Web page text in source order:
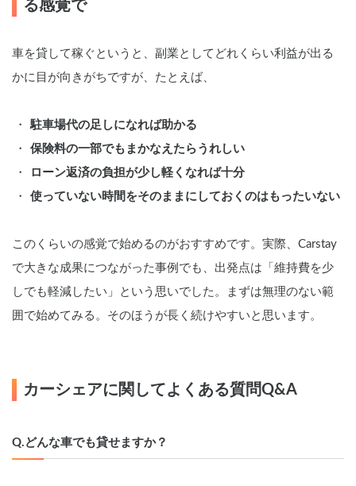
る感覚で
車を貸して稼ぐというと、副業としてどれくらい利益が出る
かに目が向きがちですが、たとえば、
駐車場代の足しになれば助かる
保険料の一部でもまかなえたらうれしい
ローン返済の負担が少し軽くなれば十分
使っていない時間をそのままにしておくのはもったいない
このくらいの感覚で始めるのがおすすめです。実際、Carstay
で大きな成果につながった事例でも、出発点は「維持費を少
しでも軽減したい」という思いでした。まずは無理のない範
囲で始めてみる。そのほうが長く続けやすいと思います。
カーシェアに関してよくある質問Q&A
Q.どんな車でも貸せますか？